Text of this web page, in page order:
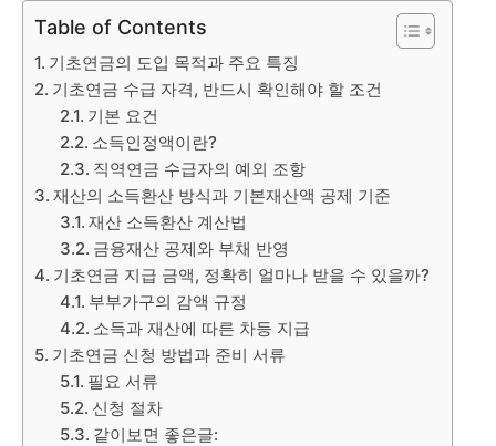
Table of Contents
기초연금의 도입 목적과 주요 특징
기초연금 수급 자격, 반드시 확인해야 할 조건
기본 요건
소득인정액이란?
직역연금 수급자의 예외 조항
재산의 소득환산 방식과 기본재산액 공제 기준
재산 소득환산 계산법
금융재산 공제와 부채 반영
기초연금 지급 금액, 정확히 얼마나 받을 수 있을까?
부부가구의 감액 규정
소득과 재산에 따른 차등 지급
기초연금 신청 방법과 준비 서류
필요 서류
신청 절차
같이보면 좋은글: